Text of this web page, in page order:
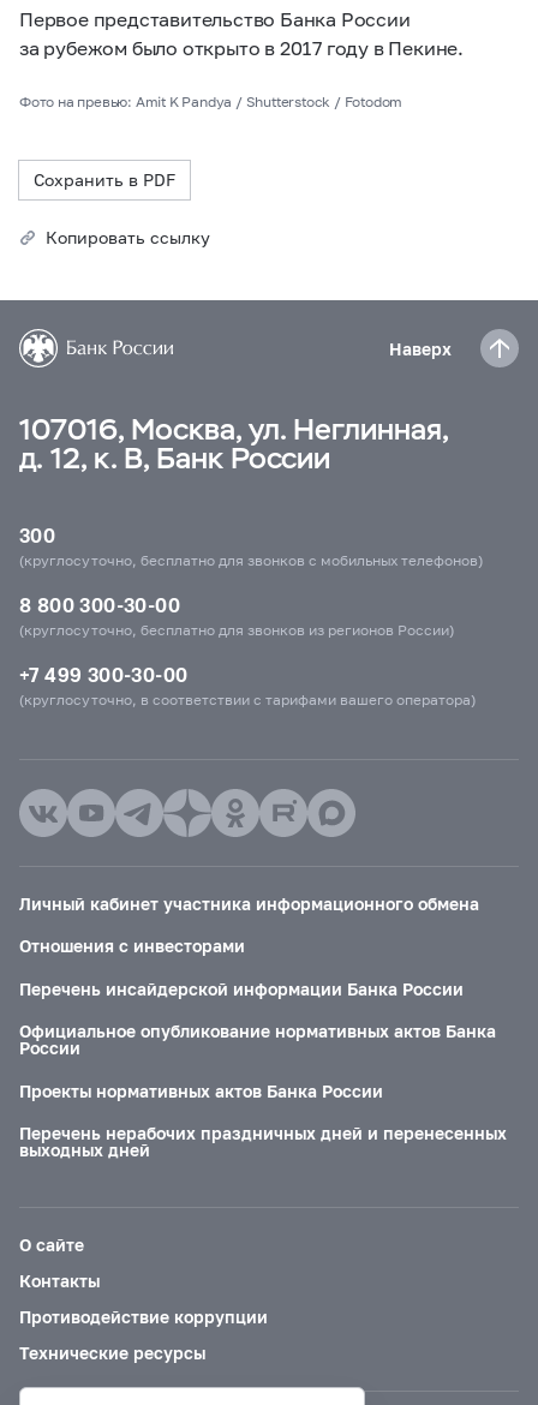
Первое представительство Банка России
за рубежом было открыто в 2017 году в Пекине.
Фото на превью: Amit K Pandya / Shutterstock / Fotodom
Сохранить в PDF
Копировать ссылку
Наверх
107016, Москва, ул. Неглинная,
д. 12, к. В, Банк России
300
(круглосуточно, бесплатно для звонков с мобильных телефонов)
8 800 300-30-00
(круглосуточно, бесплатно для звонков из регионов России)
+7 499 300-30-00
(круглосуточно, в соответствии с тарифами вашего оператора)
Личный кабинет участника информационного обмена
Отношения с инвесторами
Перечень инсайдерской информации Банка России
Официальное опубликование нормативных актов Банка
России
Проекты нормативных актов Банка России
Перечень нерабочих праздничных дней и перенесенных
выходных дней
О сайте
Контакты
Противодействие коррупции
Технические ресурсы